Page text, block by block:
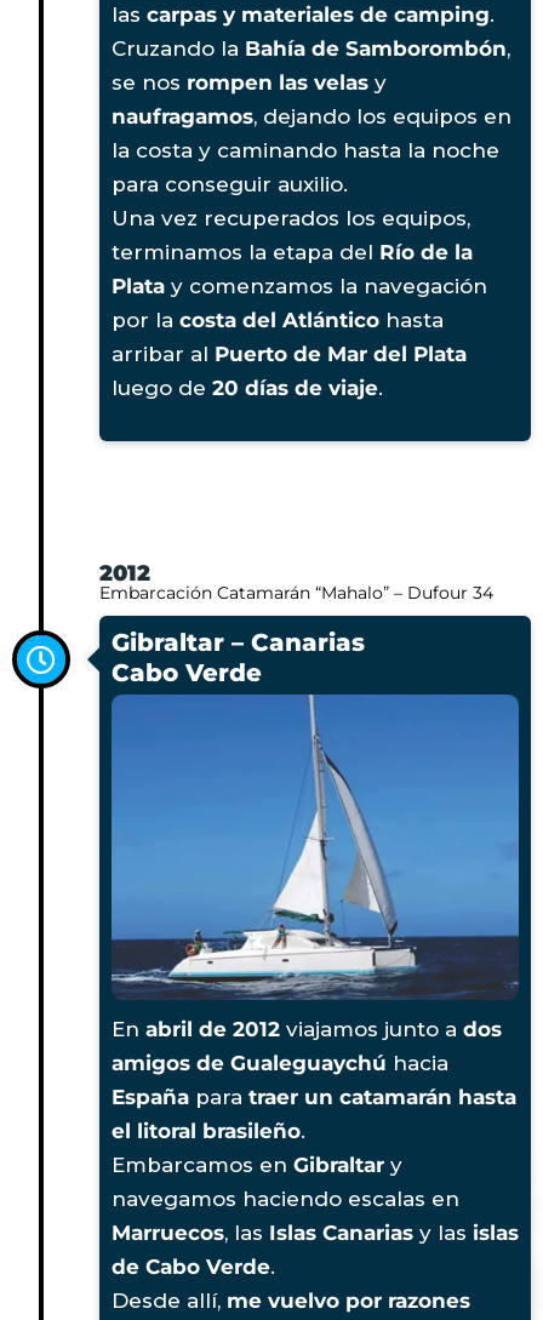
las carpas y materiales de camping.
Cruzando la Bahía de Samborombón,
se nos rompen las velas y
naufragamos, dejando los equipos en
la costa y caminando hasta la noche
para conseguir auxilio.
Una vez recuperados los equipos,
terminamos la etapa del Río de la
Plata y comenzamos la navegación
por la costa del Atlántico hasta
arribar al Puerto de Mar del Plata
luego de 20 días de viaje.
2012
Embarcación Catamarán “Mahalo” – Dufour 34
Gibraltar – Canarias
Cabo Verde
En abril de 2012 viajamos junto a dos
amigos de Gualeguaychú hacia
España para traer un catamarán hasta
el litoral brasileño.
Embarcamos en Gibraltar y
navegamos haciendo escalas en
Marruecos, las Islas Canarias y las islas
de Cabo Verde.
Desde allí, me vuelvo por razones